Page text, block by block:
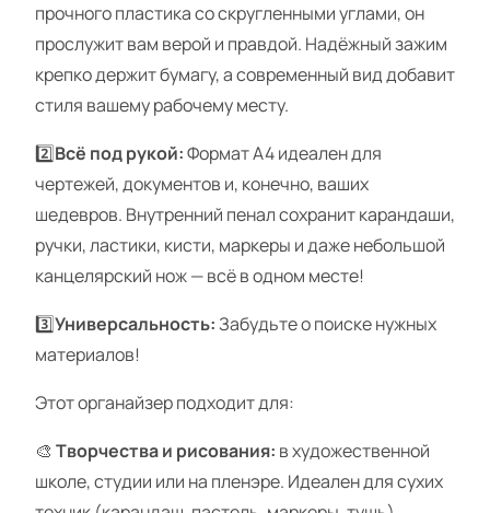
прочного пластика со скругленными углами, он
прослужит вам верой и правдой. Надёжный зажим
крепко держит бумагу, а современный вид добавит
стиля вашему рабочему месту.
2️⃣Всё под рукой:Формат А4 идеален для
чертежей, документов и, конечно, ваших
шедевров. Внутренний пенал сохранит карандаши,
ручки, ластики, кисти, маркеры и даже небольшой
канцелярский нож — всё в одном месте!
3️⃣Универсальность:Забудьте о поиске нужных
материалов!
Этот органайзер подходит для:
🎨 Творчества и рисования: в художественной
школе, студии или на пленэре. Идеален для сухих